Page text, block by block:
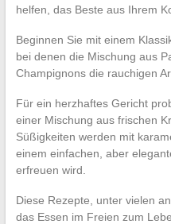
helfen, das Beste aus Ihrem
Beginnen Sie mit einem
bei denen die Mischung aus
Champignons die rauchigen
Für ein herzhaftes Gericht
einer Mischung aus frischen
Süßigkeiten werden mit
einem einfachen, aber
erfreuen wird.
Diese Rezepte, unter vielen
das Essen im Freien zum